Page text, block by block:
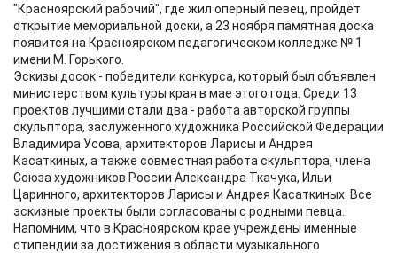
"Красноярский рабочий", где жил оперный певец, пройдёт
открытие мемориальной доски, а 23 ноября памятная доска
появится на Красноярском педагогическом колледже № 1
имени М. Горького.
Эскизы досок - победители конкурса, который был объявлен
министерством культуры края в мае этого года. Среди 13
проектов лучшими стали два - работа авторской группы
скульптора, заслуженного художника Российской Федерации
Владимира Усова, архитекторов Ларисы и Андрея
Касаткиных, а также совместная работа скульптора, члена
Союза художников России Александра Ткачука, Ильи
Царинного, архитекторов Ларисы и Андрея Касаткиных. Все
эскизные проекты были согласованы с родными певца.
Напомним, что в Красноярском крае учреждены именные
стипендии за достижения в области музыкального